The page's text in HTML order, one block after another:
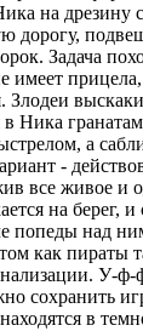
на дрезину
дорогу,
Задача
имеет
Злодеи
Ника
а
-
все живое и
на берег,
попеды над
как пираты
У-
сохранить
в